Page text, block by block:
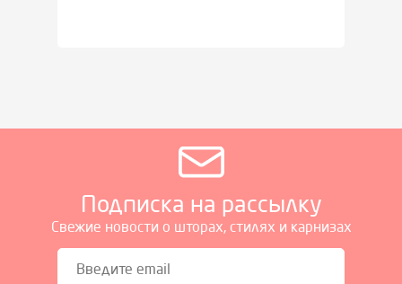
Подписка на рассылку
Свежие новости о шторах, стилях и карнизах